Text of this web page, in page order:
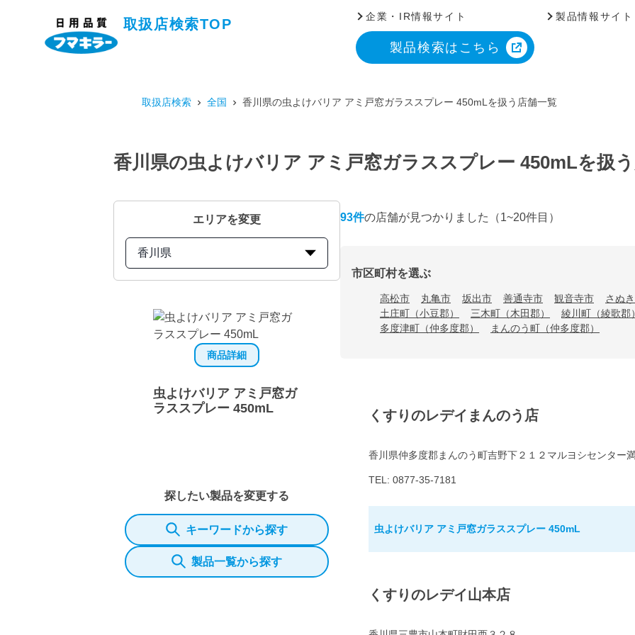
取扱店検索TOP
企業・IR情報サイト 製品情報サイト
製品検索はこちら
取扱店検索 全国 香川県の虫よけバリア アミ戸窓ガラススプレー 450mLを扱う店舗一覧
香川県の虫よけバリア アミ戸窓ガラススプレー 450mLを扱
エリアを変更
香川県
商品詳細
虫よけバリア アミ戸窓ガ
ラススプレー 450mL
探したい製品を変更する
キーワードから探す
製品一覧から探す
93件の店舗が見つかりました （1~20件目）
市区町村を選ぶ
高松市 丸亀市 坂出市 善通寺市 観音寺市
さぬ
土庄町（小豆郡）
三木町（木田郡）
綾川町（綾歌郡
多度津町（仲多度郡）
まんのう町（仲多度郡）
くすりのレデイまんのう店
香川県仲多度郡まんのう町吉野下２１２マルヨシセンター
TEL: 0877-35-7181
虫よけバリア アミ戸窓ガラススプレー 450mL
くすりのレデイ山本店